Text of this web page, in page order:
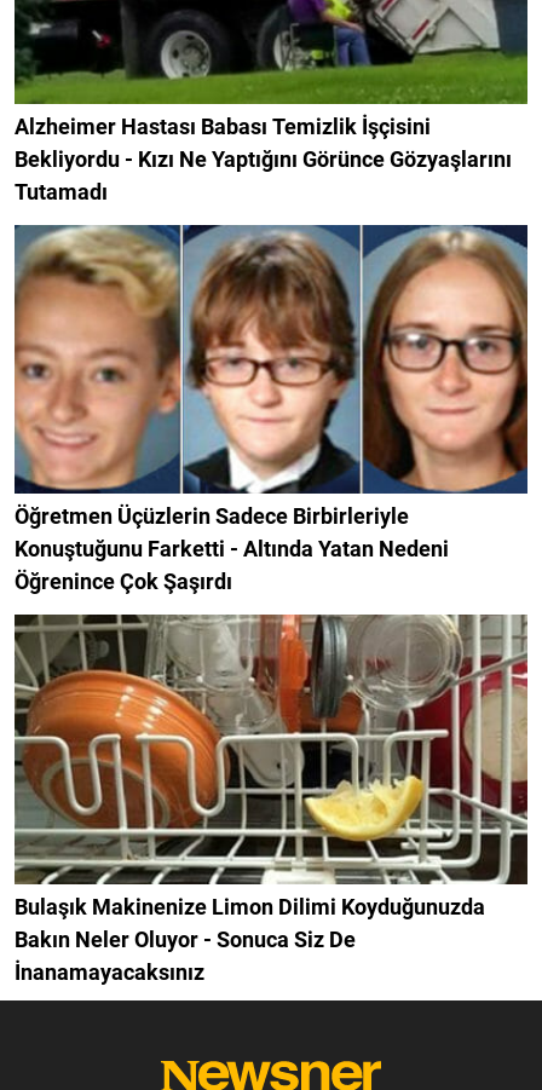
Alzheimer Hastası Babası Temizlik İşçisini
Bekliyordu - Kızı Ne Yaptığını Görünce Gözyaşlarını
Tutamadı
Öğretmen Üçüzlerin Sadece Birbirleriyle
Konuştuğunu Farketti - Altında Yatan Nedeni
Öğrenince Çok Şaşırdı
Bulaşık Makinenize Limon Dilimi Koyduğunuzda
Bakın Neler Oluyor - Sonuca Siz De
İnanamayacaksınız